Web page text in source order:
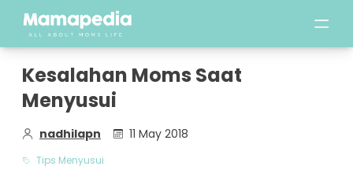
Kesalahan Moms Saat
Menyusui
nadhilapn 11 May 2018
Tips Menyusui